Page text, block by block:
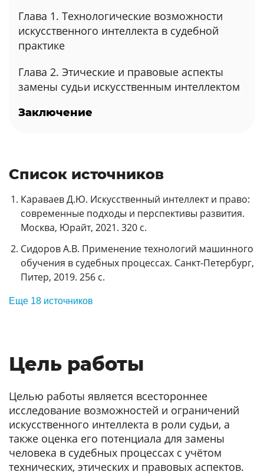
Глава 1. Технологические возможности
искусственного интеллекта в судебной
практике
Глава 2. Этические и правовые аспекты
замены судьи искусственным интеллектом
Заключение
Список источников
Караваев Д.Ю. Искусственный интеллект и право:
современные подходы и перспективы развития.
Москва, Юрайт, 2021. 320 с.
Сидоров А.В. Применение технологий машинного
обучения в судебных процессах. Санкт-Петербург,
Питер, 2019. 256 с.
Еще 18 источников
Цель работы
Целью работы является всестороннее
исследование возможностей и ограничений
искусственного интеллекта в роли судьи, а
также оценка его потенциала для замены
человека в судебных процессах с учётом
технических, этических и правовых аспектов.